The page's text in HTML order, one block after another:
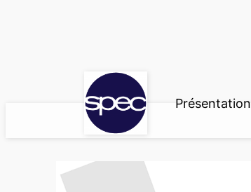
Présentation